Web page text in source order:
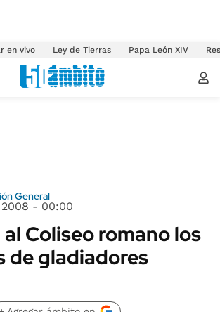
en vivo Ley de Tierras Papa León XIV
General
- 00:00
Coliseo romano los
de gladiadores